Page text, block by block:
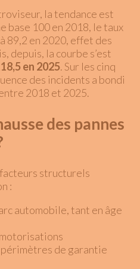
la tendance est
base 100 en 2018, le taux
89,2 en 2020, effet des
depuis, la courbe s’est
en 2025. Sur les cinq
des incidents a bondi
2018 et 2025.
des pannes
structurels
:
automobile, tant en âge
de garantie